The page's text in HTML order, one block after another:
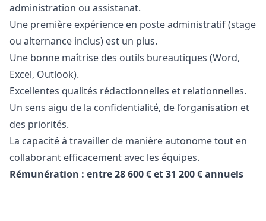
administration ou assistanat.
Une première expérience en poste administratif (stage
ou alternance inclus) est un plus.
Une bonne maîtrise des outils bureautiques (Word,
Excel, Outlook).
Excellentes qualités rédactionnelles et relationnelles.
Un sens aigu de la confidentialité, de l’organisation et
des priorités.
La capacité à travailler de manière autonome tout en
collaborant efficacement avec les équipes.
Rémunération : entre 28 600 € et 31 200 € annuels